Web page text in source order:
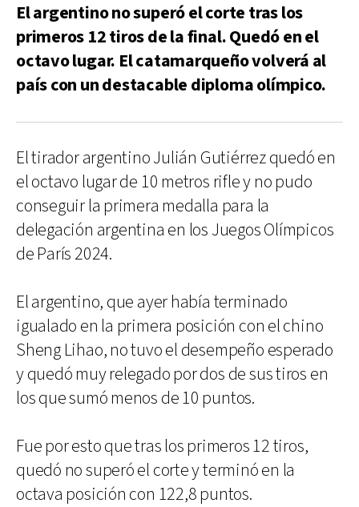
El argentino no superó el corte tras los
primeros 12 tiros de la final. Quedó en el
octavo lugar. El catamarqueño volverá al
país con un destacable diploma olímpico.
El tirador argentino Julián Gutiérrez quedó en
el octavo lugar de 10 metros rifle y no pudo
conseguir la primera medalla para la
delegación argentina en los Juegos Olímpicos
de París 2024.
El argentino, que ayer había terminado
igualado en la primera posición con el chino
Sheng Lihao, no tuvo el desempeño esperado
y quedó muy relegado por dos de sus tiros en
los que sumó menos de 10 puntos.
Fue por esto que tras los primeros 12 tiros,
quedó no superó el corte y terminó en la
octava posición con 122,8 puntos.